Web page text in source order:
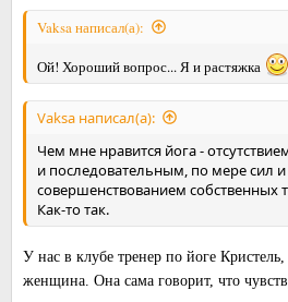
Vaksa написал(а):
Ой! Хороший вопрос... Я и растяжка
Vaksa написал(а):
Чем мне нравится йога -
и последовательным, по мере сил
совершенствованием собственных
Как-то так.
У нас в клубе тренер по йоге Кристель,
женщина. Она сама говорит, что